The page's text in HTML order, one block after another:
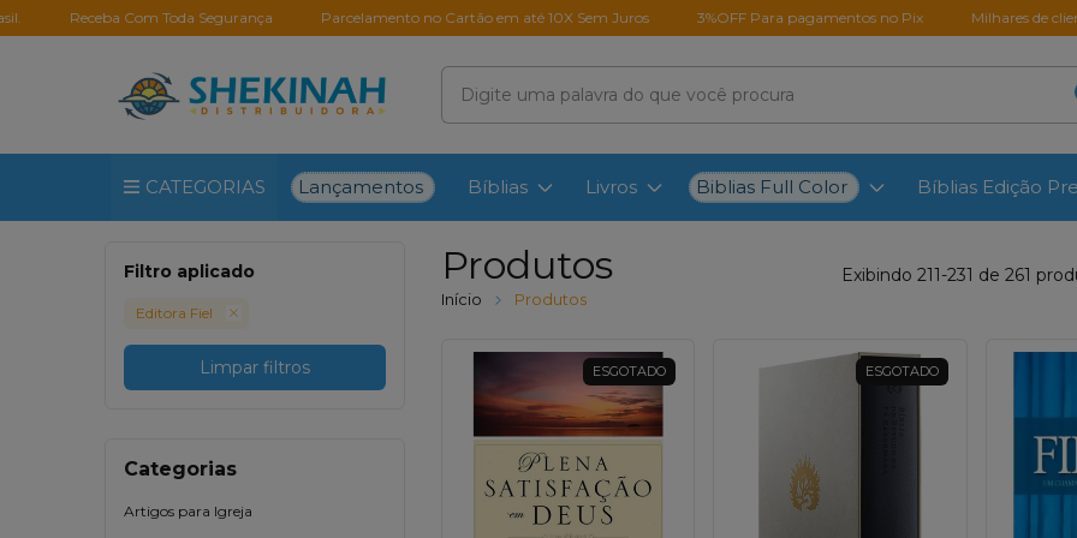
Receba Com Toda Segurança Parcelamento no Cartão em até 10X Sem Juros 3%OFF Para pagamentos no Pix Milhares de clientes
CATEGORIAS Lançamentos Bíblias Livros Biblias Full Color Bíblias Edição
Filtro aplicado
Editora Fiel
Limpar filtros
Categorias
Artigos para Igreja
Produtos
Início Produtos
Exibindo 211-231 de 261
ESGOTADO ESGOTADO